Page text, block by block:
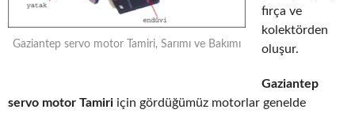
Gaziantep servo motor Tamiri, Sarımı ve Bakımı
fırça ve
kolektörden
oluşur.
Gaziantep
servo motor Tamiri için gördüğümüz motorlar genelde